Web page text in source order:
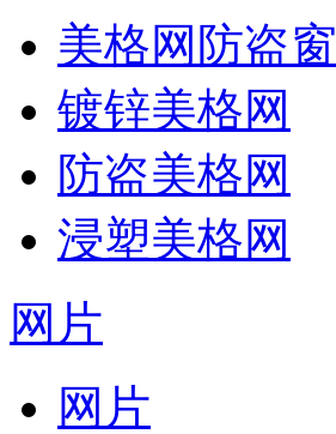
美格网防盗窗
镀锌美格网
防盗美格网
浸塑美格网
网片
网片